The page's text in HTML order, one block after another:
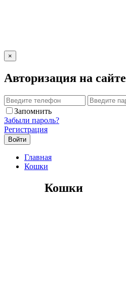
×
Авторизация на сайте
Запомнить
Забыли пароль?
Регистрация
Главная
Кошки
Кошки